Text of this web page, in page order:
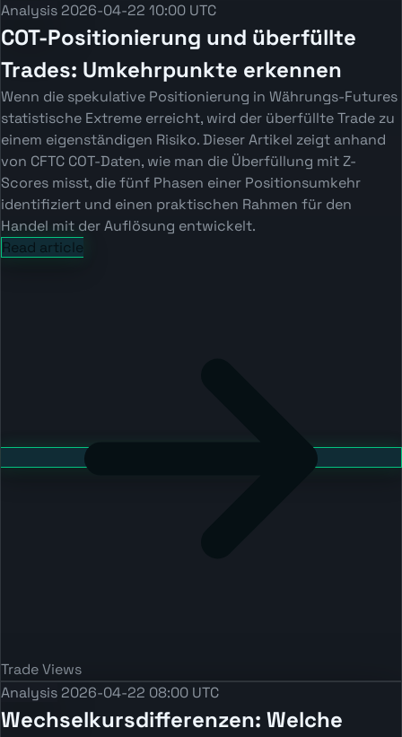
Analysis 2026-04-22 10:00 UTC
COT-Positionierung und überfüllte
Trades: Umkehrpunkte erkennen
Wenn die spekulative Positionierung in Währungs-Futures
statistische Extreme erreicht, wird der überfüllte Trade zu
einem eigenständigen Risiko. Dieser Artikel zeigt anhand
von CFTC COT-Daten, wie man die Überfüllung mit Z-
Scores misst, die fünf Phasen einer Positionsumkehr
identifiziert und einen praktischen Rahmen für den
Handel mit der Auflösung entwickelt.
Read article
Trade Views
Analysis 2026-04-22 08:00 UTC
Wechselkursdifferenzen: Welche